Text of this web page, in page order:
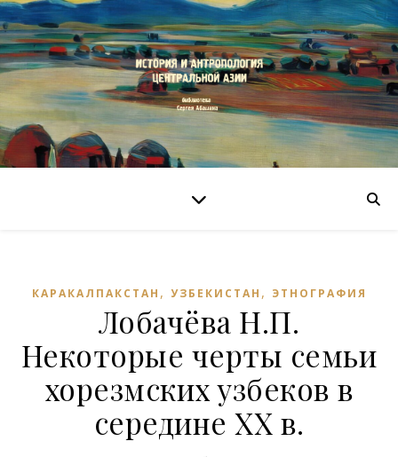
КАРАКАЛПАКСТАН , УЗБЕКИСТАН , ЭТНОГРАФИЯ
Лобачёва Н.П.
Некоторые черты семьи
хорезмских узбеков в
середине XX в.